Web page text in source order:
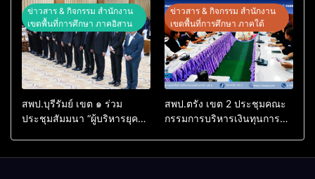
นำการศึกษาไทยสู่อนาคต”
ประจำเขตตรวจราชการที่ 13
ประจำปีการศึกษา 2569
ข่าวสาร & กิจกรรม สำนักงาน
เขตพื้นที่การศึกษา ภาคอิสาน
สพป.บุรีรัมย์ เขต ๑ ร่วม
ประชุมสัมมนา “ผู้บริหารยุค
ข่าวสาร & กิจกรรม สำนักงาน
เขตพื้นที่การศึกษา ภาคใต้
สพป.ตรัง เขต 2 ประชุมคณะ
กรรมการบริหารเงินทุนการ